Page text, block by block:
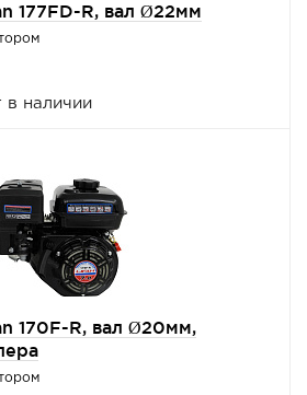
177FD-R, вал Ø22мм
в наличии
170F-R, вал Ø20мм,